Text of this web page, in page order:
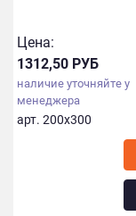
Цена:
1312,50 РУБ
наличие уточняйте у
менеджера
арт. 200х300